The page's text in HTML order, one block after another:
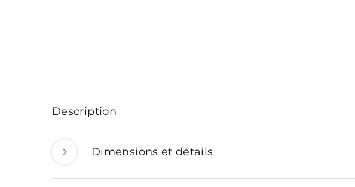
Description
Dimensions et détails